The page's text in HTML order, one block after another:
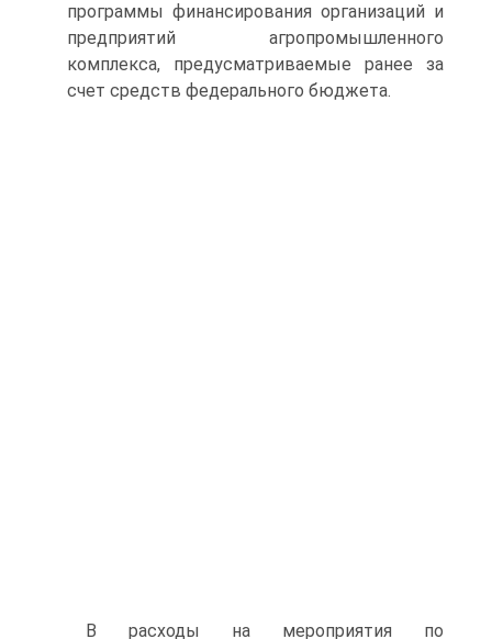
программы финансирования организаций и
предприятий агропромышленного
комплекса, предусматриваемые ранее за
счет средств федерального бюджета.
В расходы на мероприятия по